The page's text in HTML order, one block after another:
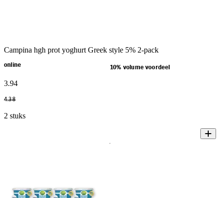
Campina hgh prot yoghurt Greek style 5% 2-pack
online 10% volume voordeel
3.94
4.38
2 stuks